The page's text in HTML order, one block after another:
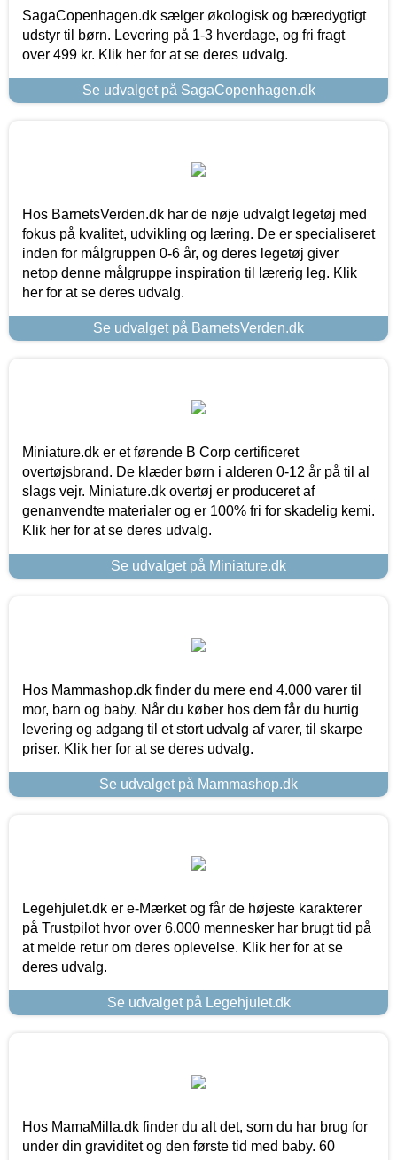
SagaCopenhagen.dk sælger økologisk og bæredygtigt
udstyr til børn. Levering på 1-3 hverdage, og fri fragt
over 499 kr. Klik her for at se deres udvalg.
Se udvalget på SagaCopenhagen.dk
Hos BarnetsVerden.dk har de nøje udvalgt legetøj med
fokus på kvalitet, udvikling og læring. De er specialiseret
inden for målgruppen 0-6 år, og deres legetøj giver
netop denne målgruppe inspiration til lærerig leg. Klik
her for at se deres udvalg.
Se udvalget på BarnetsVerden.dk
Miniature.dk er et førende B Corp certificeret
overtøjsbrand. De klæder børn i alderen 0-12 år på til al
slags vejr. Miniature.dk overtøj er produceret af
genanvendte materialer og er 100% fri for skadelig kemi.
Klik her for at se deres udvalg.
Se udvalget på Miniature.dk
Hos Mammashop.dk finder du mere end 4.000 varer til
mor, barn og baby. Når du køber hos dem får du hurtig
levering og adgang til et stort udvalg af varer, til skarpe
priser. Klik her for at se deres udvalg.
Se udvalget på Mammashop.dk
Legehjulet.dk er e-Mærket og får de højeste karakterer
på Trustpilot hvor over 6.000 mennesker har brugt tid på
at melde retur om deres oplevelse. Klik her for at se
deres udvalg.
Se udvalget på Legehjulet.dk
Hos MamaMilla.dk finder du alt det, som du har brug for
under din graviditet og den første tid med baby. 60